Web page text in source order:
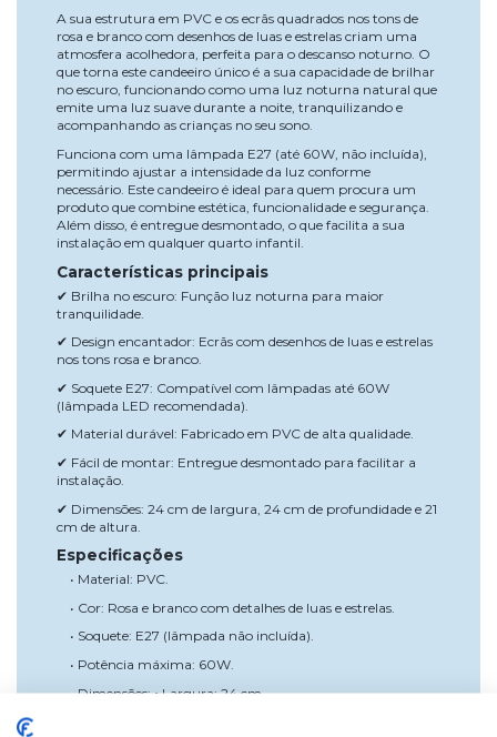
A sua estrutura em PVC e os ecrãs quadrados nos tons de
rosa e branco com desenhos de luas e estrelas criam uma
atmosfera acolhedora, perfeita para o descanso noturno. O
que torna este candeeiro único é a sua capacidade de brilhar
no escuro, funcionando como uma luz noturna natural que
emite uma luz suave durante a noite, tranquilizando e
acompanhando as crianças no seu sono.
Funciona com uma lâmpada E27 (até 60W, não incluída),
permitindo ajustar a intensidade da luz conforme
necessário. Este candeeiro é ideal para quem procura um
produto que combine estética, funcionalidade e segurança.
Além disso, é entregue desmontado, o que facilita a sua
instalação em qualquer quarto infantil.
Características principais
✔ Brilha no escuro: Função luz noturna para maior
tranquilidade.
✔ Design encantador: Ecrãs com desenhos de luas e estrelas
nos tons rosa e branco.
✔ Soquete E27: Compatível com lâmpadas até 60W
(lâmpada LED recomendada).
✔ Material durável: Fabricado em PVC de alta qualidade.
✔ Fácil de montar: Entregue desmontado para facilitar a
instalação.
✔ Dimensões: 24 cm de largura, 24 cm de profundidade e 21
cm de altura.
Especificações
• Material: PVC.
• Cor: Rosa e branco com detalhes de luas e estrelas.
• Soquete: E27 (lâmpada não incluída).
• Potência máxima: 60W.
• Dimensões: ◦ Largura: 24 cm